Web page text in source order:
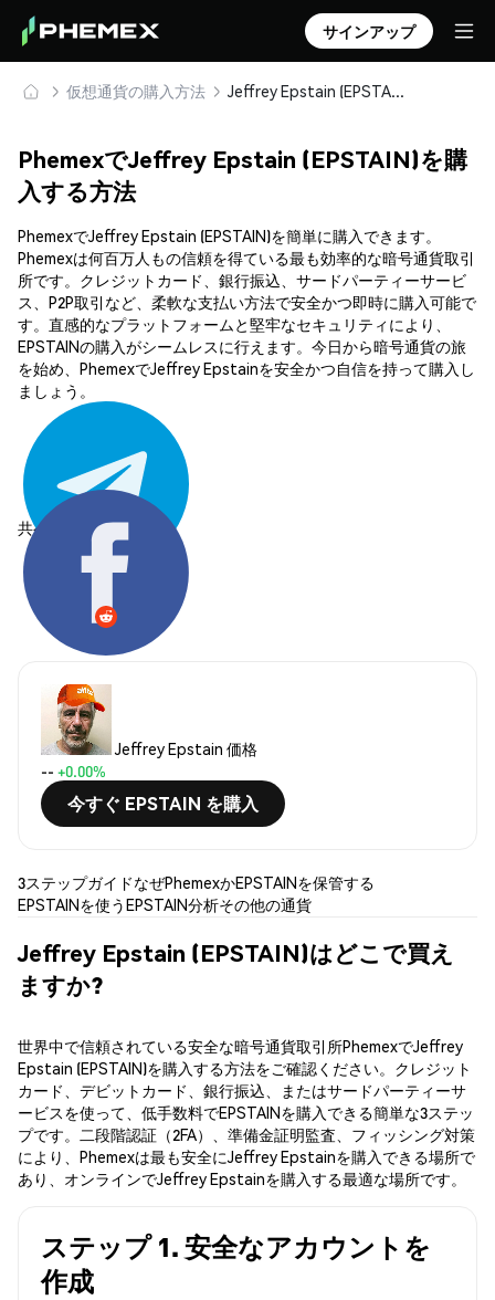
サインアップ
仮想通貨の購入方法 Jeffrey Epstain (EPSTAIN) を安全に購入・保管
PhemexでJeffrey Epstain (EPSTAIN)を購
入する方法
PhemexでJeffrey Epstain (EPSTAIN)を簡単に購入できます。
Phemexは何百万人もの信頼を得ている最も効率的な暗号通貨取引
所です。クレジットカード、銀行振込、サードパーティーサービ
ス、P2P取引など、柔軟な支払い方法で安全かつ即時に購入可能で
す。直感的なプラットフォームと堅牢なセキュリティにより、
EPSTAINの購入がシームレスに行えます。今日から暗号通貨の旅
を始め、PhemexでJeffrey Epstainを安全かつ自信を持って購入し
ましょう。
共有する:
Jeffrey Epstain 価格
-- +0.00%
今すぐ EPSTAIN を購入
3ステップガイドなぜPhemexかEPSTAINを保管する
EPSTAINを使うEPSTAIN分析その他の通貨
Jeffrey Epstain (EPSTAIN)はどこで買え
ますか?
世界中で信頼されている安全な暗号通貨取引所PhemexでJeffrey
Epstain (EPSTAIN)を購入する方法をご確認ください。クレジット
カード、デビットカード、銀行振込、またはサードパーティーサ
ービスを使って、低手数料でEPSTAINを購入できる簡単な3ステッ
プです。二段階認証（2FA）、準備金証明監査、フィッシング対策
により、Phemexは最も安全にJeffrey Epstainを購入できる場所で
あり、オンラインでJeffrey Epstainを購入する最適な場所です。
ステップ 1. 安全なアカウントを
作成